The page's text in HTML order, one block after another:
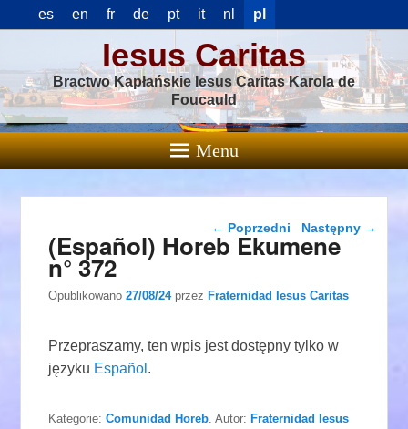
es en fr de pt it nl pl
Iesus Caritas
Bractwo Kapłańskie Iesus Caritas Karola de
Foucauld
Menu
Nawigacja wpisu
← Poprzedni Następny →
(Español) Horeb Ekumene
n° 372
Opublikowano27/08/24 przezFraternidad Iesus Caritas
Przepraszamy, ten wpis jest dostępny tylko w
języku Español .
Kategorie:Comunidad Horeb . Autor:Fraternidad Iesus